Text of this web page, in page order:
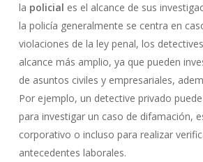
la policial es el alcance de sus
la policía generalmente se centra en
violaciones de la ley penal, los
alcance más amplio, ya que pueden
de asuntos civiles y empresariales,
Por ejemplo, un detective privado
para investigar un caso de difamación,
corporativo o incluso para realizar
antecedentes laborales.